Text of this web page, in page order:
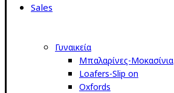
Sales
Γυναικεία
Μπαλαρίνες-Μοκασίνια
Loafers-Slip on
Oxfords